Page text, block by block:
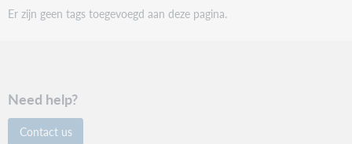
Er zijn geen tags toegevoegd aan deze pagina.
Need help?
Contact us